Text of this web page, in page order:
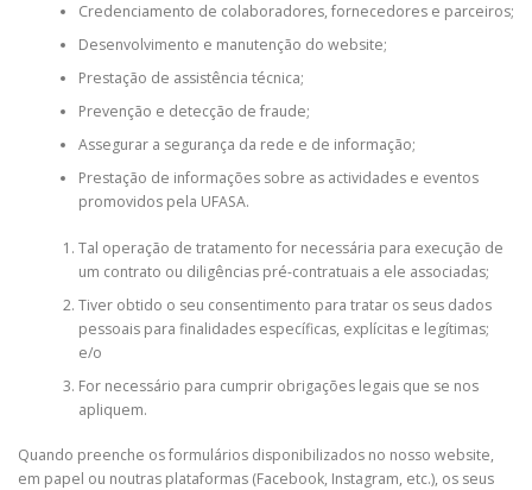
Credenciamento de colaboradores, fornecedores e parceiros;
Desenvolvimento e manutenção do website;
Prestação de assistência técnica;
Prevenção e detecção de fraude;
Assegurar a segurança da rede e de informação;
Prestação de informações sobre as actividades e eventos
promovidos pela UFASA.
Tal operação de tratamento for necessária para execução de
um contrato ou diligências pré-contratuais a ele associadas;
Tiver obtido o seu consentimento para tratar os seus dados
pessoais para finalidades específicas, explícitas e legítimas;
e/o
For necessário para cumprir obrigações legais que se nos
apliquem.
Quando preenche os formulários disponibilizados no nosso website,
em papel ou noutras plataformas (Facebook, Instagram, etc.), os seus